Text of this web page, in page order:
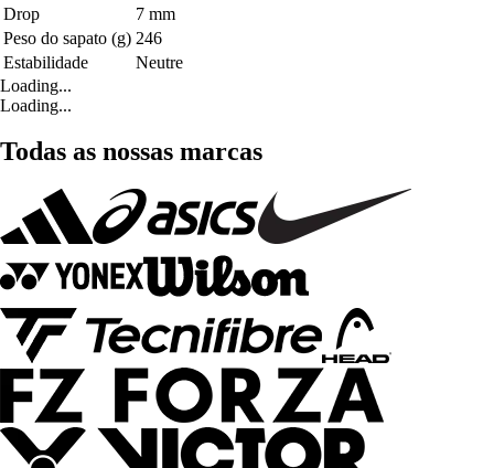
Drop
7 mm
Peso do sapato (g) 246
Estabilidade
Neutre
Loading...
Loading...
Todas as nossas marcas